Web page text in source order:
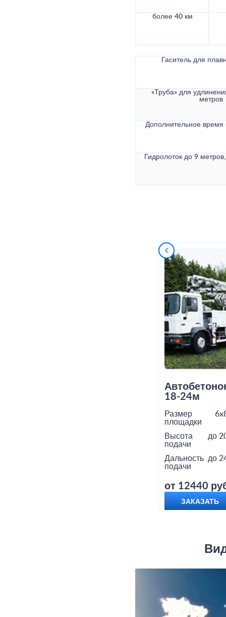
более 40 км
Гаситель для
«Труба» для
метров
Дополнительное
Гидролоток до 9
18-24м
Размер
площадки
Высота
подачи
до
Дальность
подачи
до
от 12440
ЗАКАЗАТЬ